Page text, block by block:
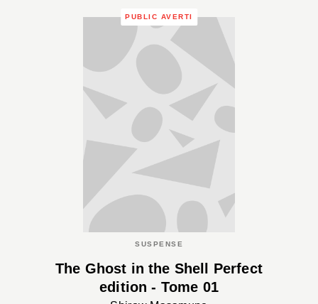
PUBLIC AVERTI
SUSPENSE
The Ghost in the Shell Perfect
edition - Tome 01